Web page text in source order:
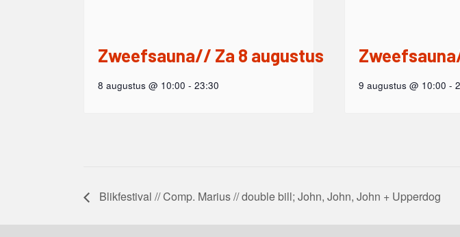
Zweefsauna// Za 8 augustus
8 augustus @ 10:00 - 23:30 9 augustus @ 10:00 -
Blikfestival // Comp. Marius // double bill; John, John, John + Upperdog